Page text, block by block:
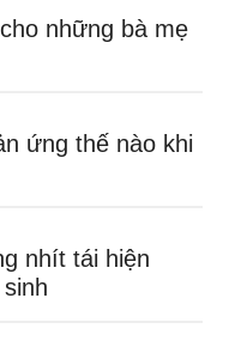
những bà mẹ
ứng thế nào khi
nhít tái hiện